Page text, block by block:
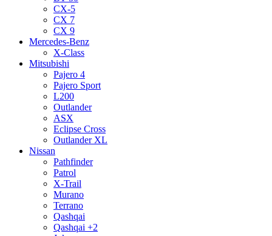
CX-5
CX 7
CX 9
Mercedes-Benz
X-Class
Mitsubishi
Pajero 4
Pajero Sport
L200
Outlander
ASX
Eclipse Cross
Outlander XL
Nissan
Pathfinder
Patrol
X-Trail
Murano
Terrano
Qashqai
Qashqai +2